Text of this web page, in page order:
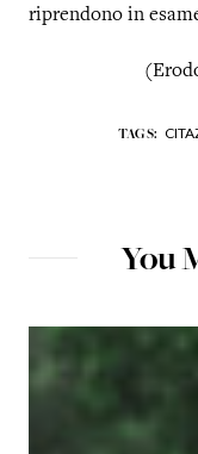
riprendono in
TAGS:
You